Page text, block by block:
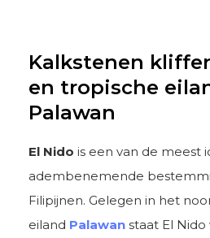
Kalkstenen
en tropische
Palawan
El Nido is een van de meest
adembenemende
Filipijnen. Gelegen in het
eiland Palawan staat El